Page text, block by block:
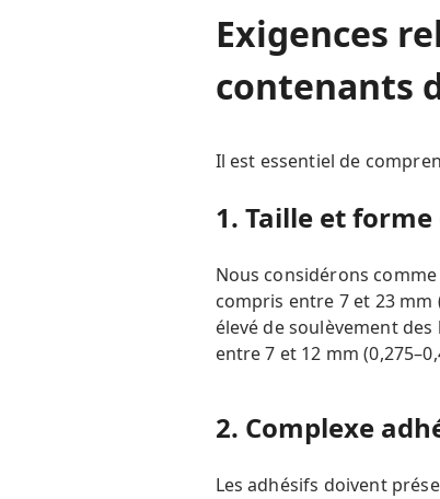
Exigences
contenants
Il est essentiel de
1. Taille et
Nous considérons
compris entre 7 et 23
élevé de soulèvement
entre 7 et 12 mm
2. Complexe
Les adhésifs doivent